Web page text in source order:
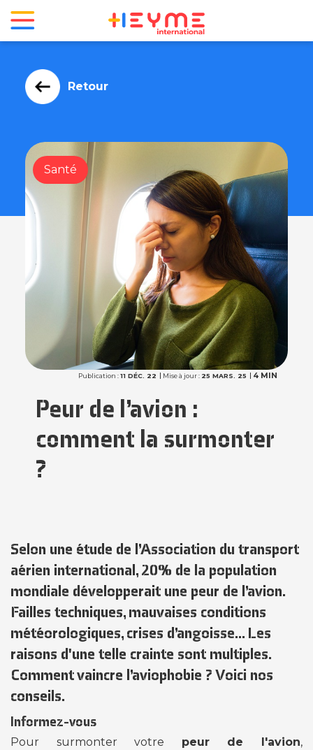
Retour
Santé
Publication :11 DÉC. 22 Mise à jour : 25 MARS. 25 4 MIN
Peur de l’avion :
comment la surmonter
?
Selon une étude de l’Association du transport
aérien international, 20% de la population
mondiale développerait une peur de l’avion.
Failles techniques, mauvaises conditions
météorologiques, crises d’angoisse... Les
raisons d'une telle crainte sont multiples.
Comment vaincre l’aviophobie ? Voici nos
conseils.
Informez-vous
Pour surmonter votre peur de l'avion,